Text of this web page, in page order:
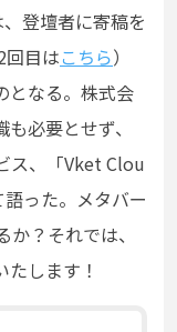
登壇者に寄稿を
回目はこちら）
となる。株式会
必要とせず、
ス、「Vket Clou
った。メタバー
？それでは、
します！